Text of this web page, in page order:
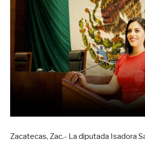
Zacatecas, Zac.- La diputada Isadora